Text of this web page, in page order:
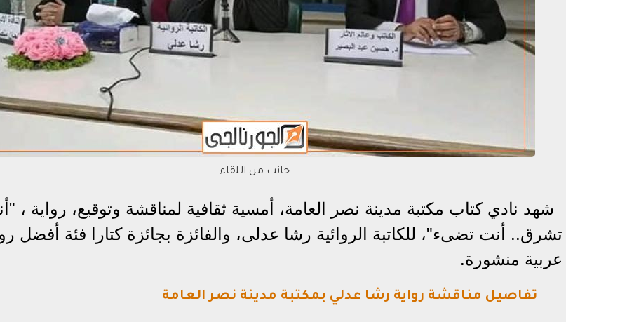
جانب من اللقاء
شهد نادي كتاب مكتبة مدينة نصر العامة، أمسية ثقافية لمناقشة وتوقيع، رواية ،
تشرق.. أنت تضىء"، للكاتبة الروائية رشا عدلى، والفائزة بجائزة كتارا فئة أفضل
عربية منشورة.
تفاصيل مناقشة رواية رشا عدلي بمكتبة مدينة نصر العامة